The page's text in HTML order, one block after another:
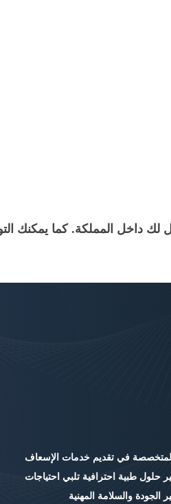
لك داخل المملكة. كما يمكنك
في تقديم خدمات الإسعاف
حلول طبية احترافية تلبي احتياجات
الجودة والسلامة المهنية